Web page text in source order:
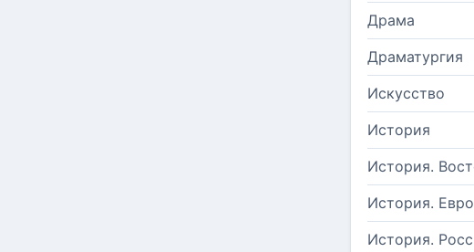
Драма
Драматургия
Искусство
История
История.
История.
История.